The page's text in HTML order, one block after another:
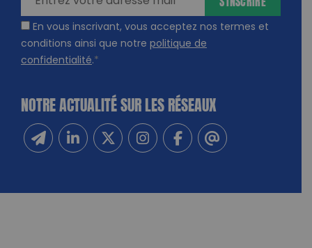
En vous inscrivant, vous acceptez nos termes et
conditions ainsi que notre politique de
confidentialité.*
NOTRE ACTUALITÉ SUR LES RÉSEAUX